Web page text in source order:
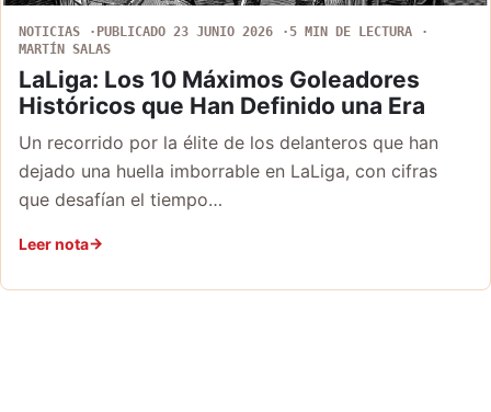
NOTICIAS PUBLICADO 23 JUNIO 2026
5 MIN DE LECTURA
MARTÍN SALAS
LaLiga: Los 10 Máximos Goleadores
Históricos que Han Definido una Era
Un recorrido por la élite de los delanteros que han
dejado una huella imborrable en LaLiga, con cifras
que desafían el tiempo…
Leer nota